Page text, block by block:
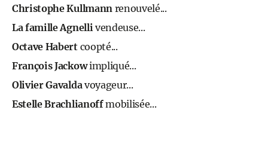
Christophe Kullmannrenouvelé...
La famille Agnellivendeuse...
Octave Habertcoopté...
François Jackowimpliqué...
Olivier Gavaldavoyageur...
Estelle Brachlianoffmobilisée...